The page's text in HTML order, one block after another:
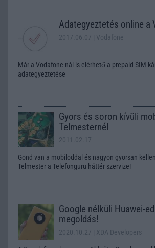
Adategyeztetés online a
2017.06.07 | Vodafone
Már a Vodafone-nál is elérhető a prepaid SIM
adategyeztetése
Gyors és soron kívüli
Telmesternél
2011.02.17
Gond van a mobiloddal és nagyon gyorsan
Telmester a Telefonguru háttér szervize!
Google nélküli Huawei-
megoldás!
2020.10.27 | XDA Developers